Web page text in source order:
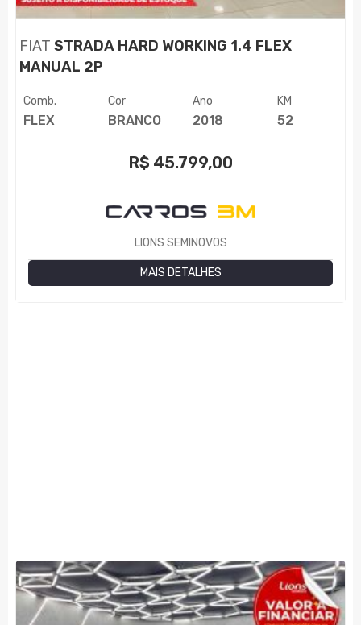
FIAT STRADA HARD WORKING 1.4 FLEX
MANUAL 2P
Comb.
FLEX
Cor
BRANCO
Ano
2018
KM
52
R$ 45.799,00
LIONS SEMINOVOS
MAIS DETALHES